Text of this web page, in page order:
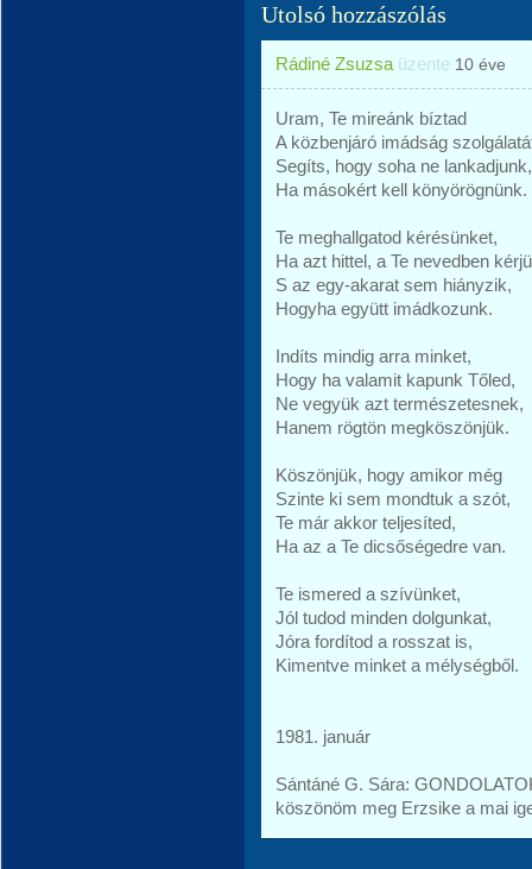
Utolsó hozzászólás
Rádiné Zsuzsa üzente 10 éve
Uram, Te mireánk bíztad
A közbenjáró imádság
Segíts, hogy soha ne lankadjunk,
Ha másokért kell könyörögnünk.
Te meghallgatod kérésünket,
Ha azt hittel, a Te nevedben
S az egy-akarat sem hiányzik,
Hogyha együtt imádkozunk.
Indíts mindig arra minket,
Hogy ha valamit kapunk Tőled,
Ne vegyük azt természetesnek,
Hanem rögtön megköszönjük.
Köszönjük, hogy amikor még
Szinte ki sem mondtuk a szót,
Te már akkor teljesíted,
Ha az a Te dicsőségedre van.
Te ismered a szívünket,
Jól tudod minden dolgunkat,
Jóra fordítod a rosszat is,
Kimentve minket a mélységből.
1981. január
Sántáné G. Sára:
köszönöm meg Erzsike a mai